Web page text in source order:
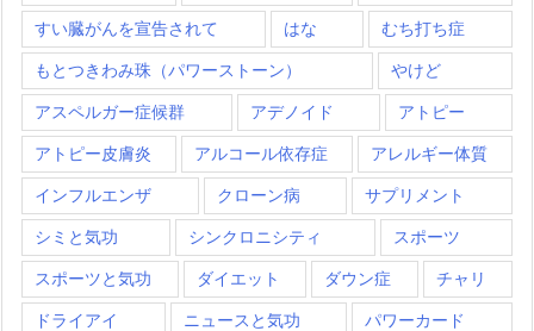
すい臓がんを宣告されて はな むち打ち症
もとつきわみ珠（パワーストーン） やけど
アスペルガー症候群 アデノイド アトピー
アトピー皮膚炎 アルコール依存症 アレルギー体質
インフルエンザ クローン病 サプリメント
シミと気功 シンクロニシティ スポーツ
スポーツと気功 ダイエット ダウン症 チャリ
ドライアイ ニュースと気功 パワーカード